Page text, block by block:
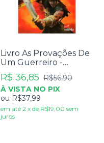
Livro As Provações De
Um Guerreiro -
Rebecca Brown
R$ 36,85 R$56,90
À VISTA NO PIX
ou R$37,99
em até 2 x de R$19,00 sem
juros